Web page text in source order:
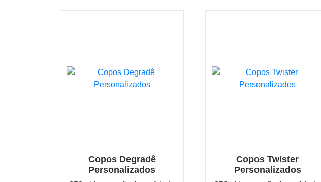
Copos Degradê
Personalizados
Copos Twister
Personalizados